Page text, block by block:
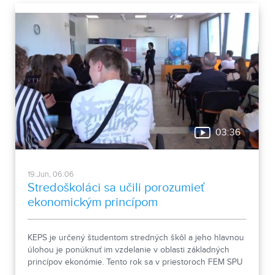
03:36
19.Jun, 06:06
Stredoškoláci sa učili porozumieť
ekonomickým princípom
KEPS je určený študentom stredných škôl a jeho hlavnou
úlohou je ponúknuť im vzdelanie v oblasti základných
princípov ekonómie. Tento rok sa v priestoroch FEM SPU